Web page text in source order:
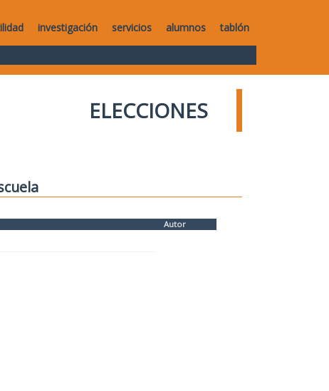
investigación servicios alumnos tablón
ELECCIONES
Autor